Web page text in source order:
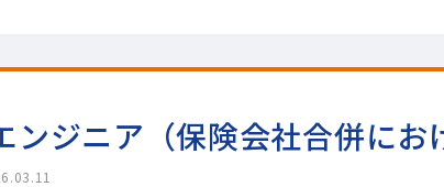
ンジニア（保険会社合併にお